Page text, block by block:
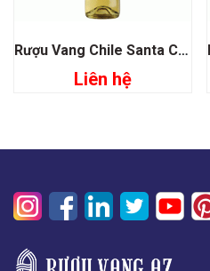
Rượu Vang Chile Santa Carolina Late Harvest Sauvignon Blanc
Liên hệ